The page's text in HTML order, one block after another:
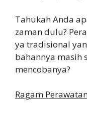
Tahukah Anda
zaman dulu?
ya tradisional
bahannya masih
mencobanya?
Ragam